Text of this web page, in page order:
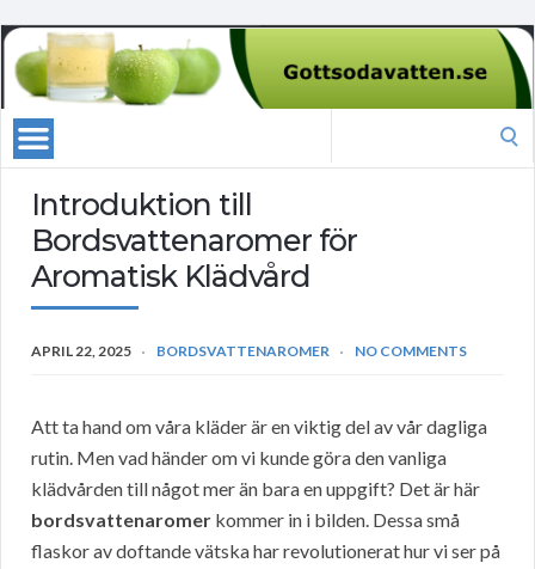
Introduktion till
Bordsvattenaromer för
Aromatisk Klädvård
APRIL 22, 2025 BORDSVATTENAROMER NO COMMENTS
Att ta hand om våra kläder är en viktig del av vår dagliga
rutin. Men vad händer om vi kunde göra den vanliga
klädvården till något mer än bara en uppgift? Det är här
bordsvattenaromer kommer in i bilden. Dessa små
flaskor av doftande vätska har revolutionerat hur vi ser på